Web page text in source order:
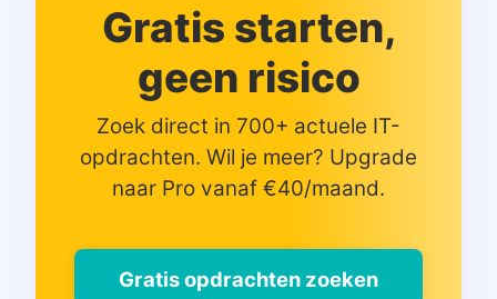
Gratis starten,
geen risico
Zoek direct in 700+ actuele IT-
opdrachten. Wil je meer? Upgrade
naar Pro vanaf €40/maand.
Gratis opdrachten zoeken